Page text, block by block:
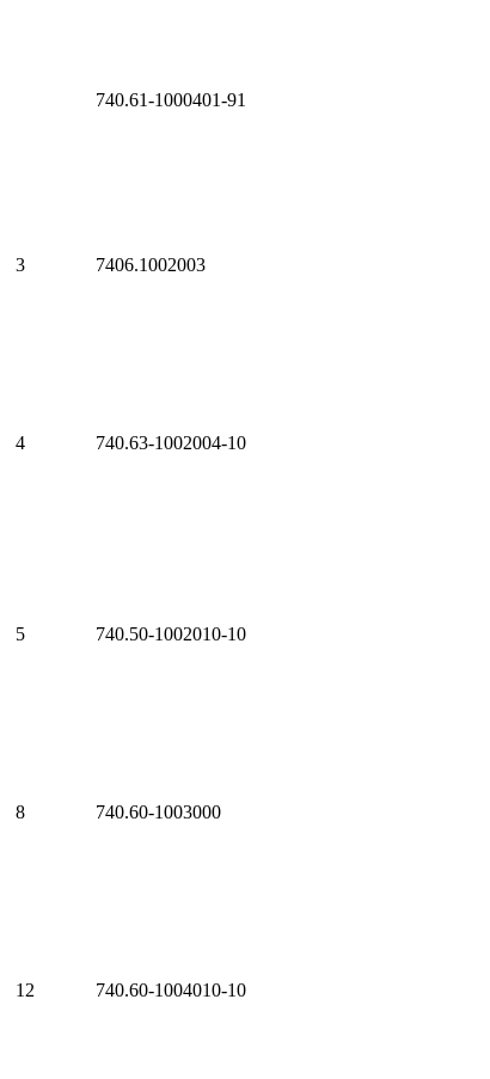
740.61-1000401-91
3 7406.1002003
4 740.63-1002004-10
5 740.50-1002010-10
8 740.60-1003000
12 740.60-1004010-10